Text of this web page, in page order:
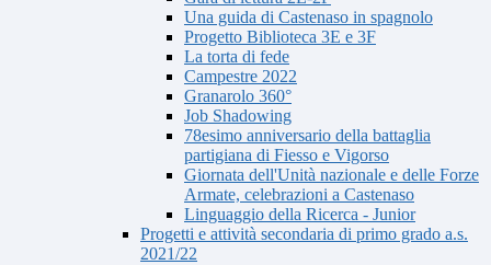
Una guida di Castenaso in spagnolo
Progetto Biblioteca 3E e 3F
La torta di fede
Campestre 2022
Granarolo 360°
Job Shadowing
78esimo anniversario della battaglia
partigiana di Fiesso e Vigorso
Giornata dell'Unità nazionale e delle Forze
Armate, celebrazioni a Castenaso
Linguaggio della Ricerca - Junior
Progetti e attività secondaria di primo grado a.s.
2021/22